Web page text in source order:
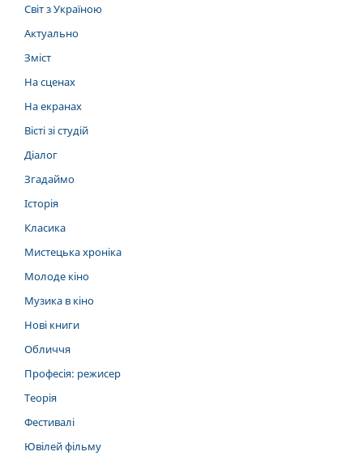
Світ з Україною
Актуально
Зміст
На сценах
На екранах
Вісті зі студій
Діалог
Згадаймо
Історія
Класика
Мистецька хроніка
Молоде кіно
Музика в кіно
Нові книги
Обличчя
Професія: режисер
Теорія
Фестивалі
Ювілей фільму